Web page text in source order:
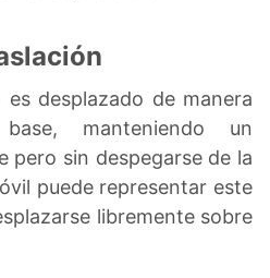
desplazado de manera
manteniendo un
pero sin despegarse de la
puede representar este
libremente sobre